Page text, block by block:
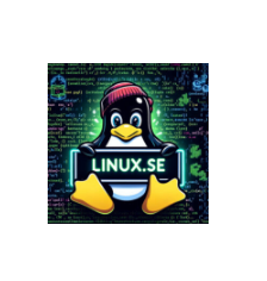
innehåll